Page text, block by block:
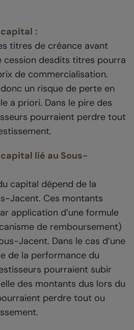
capital :
titres de créance avant
cession desdits titres pourra
de commercialisation.
un risque de perte en
a priori. Dans le pire des
pourraient perdre tout
lié au Sous-
capital dépend de la
Jacent. Ces montants
application d’une formule
de remboursement)
Jacent. Dans le cas d’une
de la performance du
pourraient subir
des montants dus lors du
perdre tout ou